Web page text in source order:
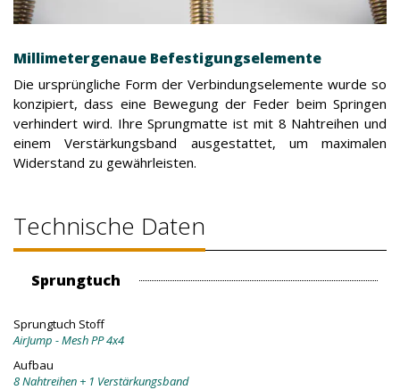
Millimetergenaue Befestigungselemente
Die ursprüngliche Form der Verbindungselemente wurde so
konzipiert, dass eine Bewegung der Feder beim Springen
verhindert wird. Ihre Sprungmatte ist mit 8 Nahtreihen und
einem Verstärkungsband ausgestattet, um maximalen
Widerstand zu gewährleisten.
Technische Daten
Sprungtuch
Sprungtuch Stoff
AirJump - Mesh PP 4x4
Aufbau
8 Nahtreihen + 1 Verstärkungsband